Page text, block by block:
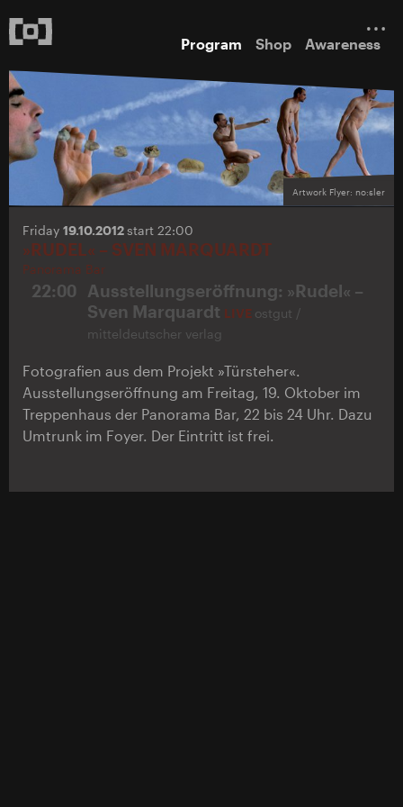
Program Shop Awareness
Artwork Flyer: no:sler
Friday 19.10.2012start 22:00
»RUDEL« – SVEN MARQUARDT
Panorama Bar
22:00
Ausstellungseröffnung: »Rudel« –
Sven Marquardt LIVE ostgut /
mitteldeutscher verlag
Fotografien aus dem Projekt »Türsteher«.
Ausstellungseröffnung am Freitag, 19. Oktober im
Treppenhaus der Panorama Bar, 22 bis 24 Uhr. Dazu
Umtrunk im Foyer. Der Eintritt ist frei.